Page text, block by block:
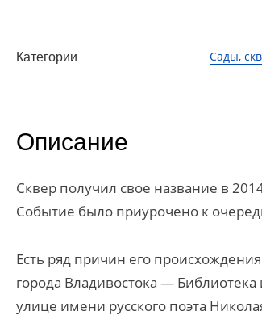
Категории Сады,
Описание
Сквер получил свое название в
Событие было приурочено к
Есть ряд причин его
города Владивостока —
улице имени русского поэта